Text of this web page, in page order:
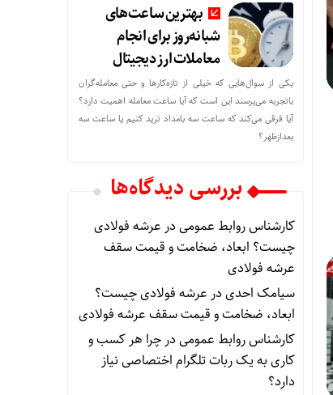
بهترین ساعت‌های
شبانه‌روز برای انجام
معاملات ارز دیجیتال
یکی از سوال‌هایی که خیلی از تازه‌کارها و حتی معامله‌گران
باتجربه می‌پرسند این است که آیا ساعت معامله اهمیت دارد؟
آیا فرقی می‌کند که ساعت سه بامداد ترید کنیم یا ساعت سه
بعدازظهر؟
بررسی دیدگاه‌ها
کارشناس روابط عمومیدر عرشه فولادی
چیست؟ ابعاد، ضخامت و قیمت سقف
عرشه فولادی
سیامک احدیدر عرشه فولادی چیست؟
ابعاد، ضخامت و قیمت سقف عرشه فولادی
کارشناس روابط عمومیدرچرا هر کسب‌ و
کاری به یک ربات تلگرام اختصاصی نیاز
دارد؟